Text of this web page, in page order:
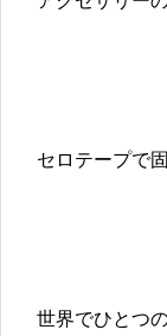
セロテープで
世界でひとつ